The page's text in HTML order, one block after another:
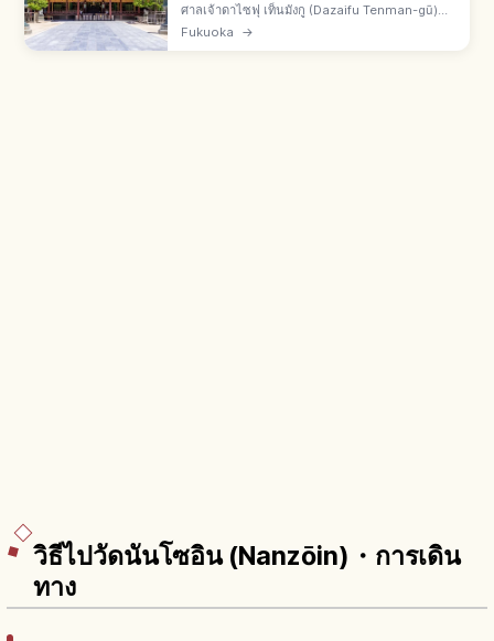
ศาลเจ้าดาไซฟุ เท็นมังกู (Dazaifu Tenman-gū)
เมืองดาไซฟุ จ.ฟุกุโอกะ ศาลเจ้าหลักสูงสุดของเครือ
Fukuoka →
วิธีไปวัดนันโซอิน (Nanzōin)・การเดิน
ทาง